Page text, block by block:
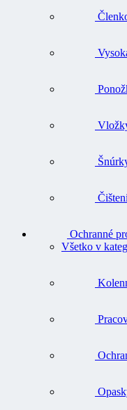
Ochranné
Všetko v